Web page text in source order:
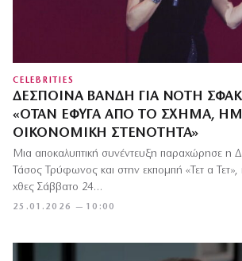
CELEBRITIES
ΔΈΣΠΟΙΝΑ ΒΑΝΔΉ ΓΙΑ ΝΌΤΗ
«ΌΤΑΝ ΈΦΥΓΑ ΑΠΌ ΤΟ ΣΧΉΜΑ,
ΟΙΚΟΝΟΜΙΚΉ ΣΤΕΝΌΤΗΤΑ»
25.01.2026 — 10:00
Μια αποκαλυπτική συνέντευξη παραχώρησε η
Τάσος Τρύφωνος και στην εκπομπή «Τετ α
χθες Σάββατο 24…